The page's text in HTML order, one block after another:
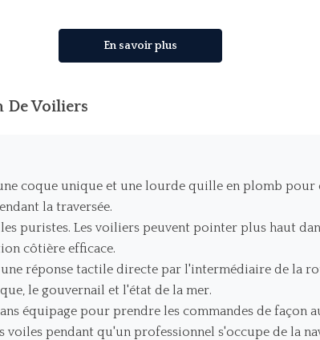
En savoir plus
De Voiliers
coque unique et une lourde quille en plomb
la traversée.
puristes. Les voiliers peuvent pointer plus haut
côtière efficace.
réponse tactile directe par l'intermédiaire de la
le gouvernail et l'état de la mer.
équipage pour prendre les commandes de façon
pendant qu'un professionnel s'occupe de la